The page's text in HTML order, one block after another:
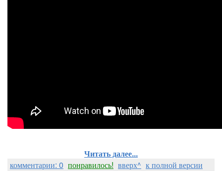
Читать далее...
комментарии: 0 понравилось! вверх^ к полной версии